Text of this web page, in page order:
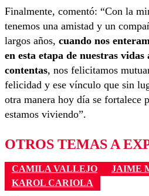
Finalmente, comentó: “Con la
tenemos una amistad y un
largos años, cuando nos
en esta etapa de nuestras
contentas, nos felicitamos
felicidad y ese vínculo que sin
otra manera hoy día se fortalece
estamos viviendo”.
OTROS TEMAS A
CAMILA VALLEJO
JAIME
KAROL CARIOLA